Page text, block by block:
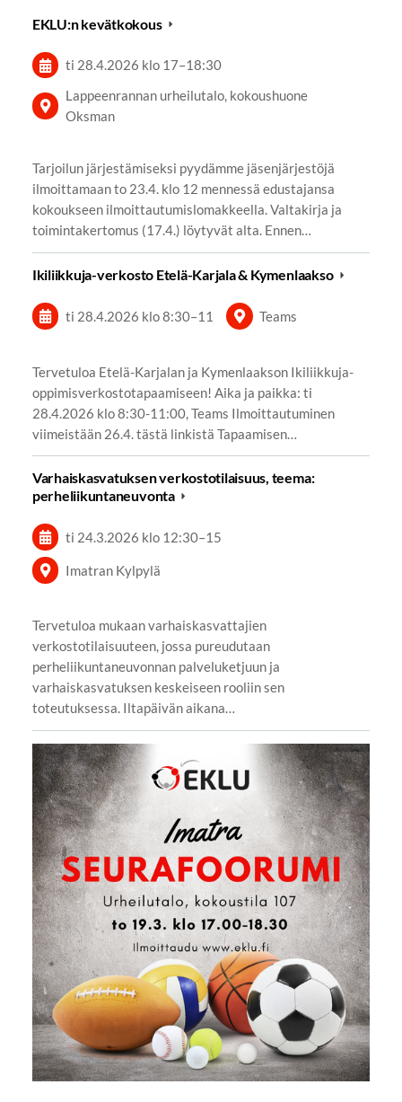
EKLU:n kevätkokous
ti 28.4.2026 klo 17–18:30
Lappeenrannan urheilutalo, kokoushuone
Oksman
Tarjoilun järjestämiseksi pyydämme jäsenjärjestöjä
ilmoittamaan to 23.4. klo 12 mennessä edustajansa
kokoukseen ilmoittautumislomakkeella. Valtakirja ja
toimintakertomus (17.4.) löytyvät alta. Ennen…
Ikiliikkuja-verkosto Etelä-Karjala & Kymenlaakso
ti 28.4.2026 klo 8:30–11 Teams
Tervetuloa Etelä-Karjalan ja Kymenlaakson Ikiliikkuja-
oppimisverkostotapaamiseen! Aika ja paikka: ti
28.4.2026 klo 8:30-11:00, Teams Ilmoittautuminen
viimeistään 26.4. tästä linkistä Tapaamisen…
Varhaiskasvatuksen verkostotilaisuus, teema:
perheliikuntaneuvonta
ti 24.3.2026 klo 12:30–15
Imatran Kylpylä
Tervetuloa mukaan varhaiskasvattajien
verkostotilaisuuteen, jossa pureudutaan
perheliikuntaneuvonnan palveluketjuun ja
varhaiskasvatuksen keskeiseen rooliin sen
toteutuksessa. Iltapäivän aikana…